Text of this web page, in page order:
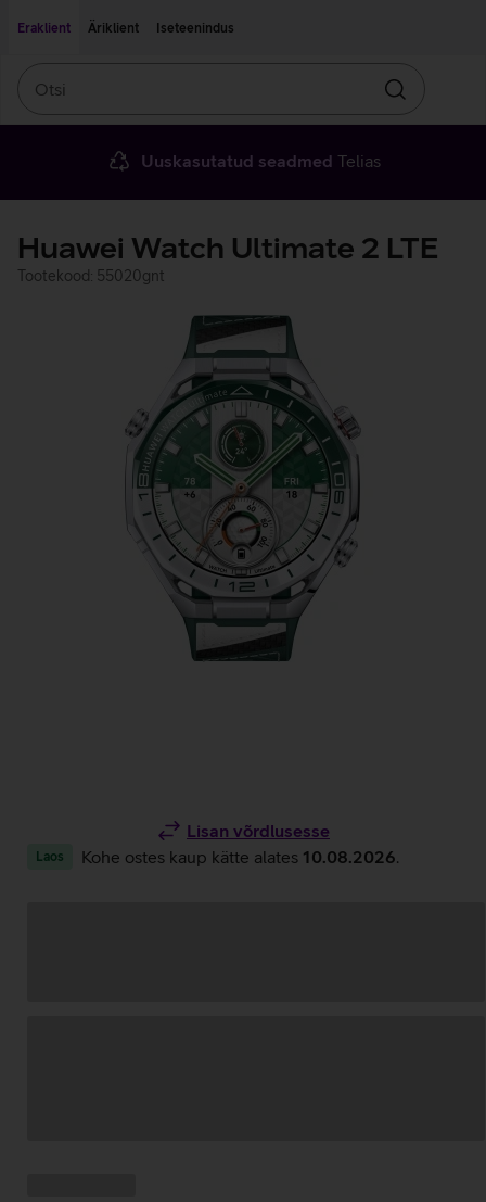
Eraklient
Äriklient Iseteenindus
Otsin
Uuskasutatud seadmed Telias
Huawei Watch Ultimate 2 LTE
Tootekood: 55020gnt
Lisan võrdlusesse
Laos Kohe ostes kaup kätte alates 10.08.2026